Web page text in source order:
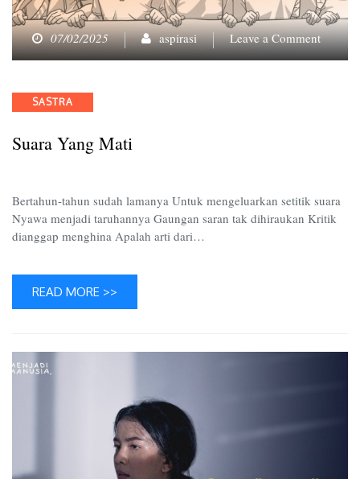
07/02/2025 aspirasi Leave a Commenton
Suara
Categories
SASTRA
Suara Yang Mati
Bertahun-tahun sudah lamanya Untuk mengeluarkan setitik suara
Nyawa menjadi taruhannya Gaungan saran tak dihiraukan Kritik
dianggap menghina Apalah arti dari…
READ MORE >>